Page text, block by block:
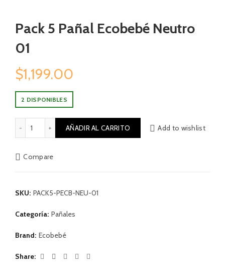
Pack 5 Pañal Ecobebé Neutro
01
$1,199.00
2 DISPONIBLES
Pack 5 Pañal Ecobebé Neutro 01 cantidad
AÑADIR AL CARRITO Add to wishlist
Compare
SKU: PACK5-PECB-NEU-01
Categoría: Pañales
Brand: Ecobebé
Share